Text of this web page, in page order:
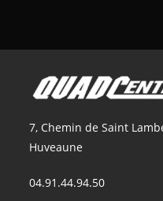
7, Chemin de Saint
Huveaune
04.91.44.94.50